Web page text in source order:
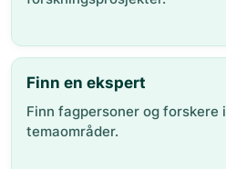
Finn en ekspert
Finn fagpersoner og forskere
temaområder.